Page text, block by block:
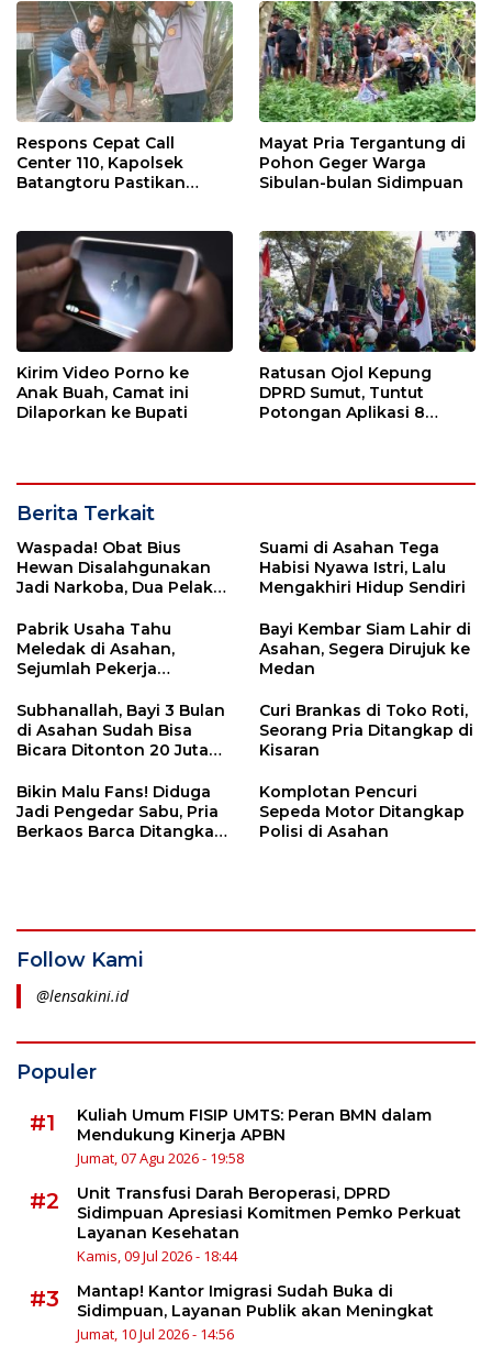
Respons Cepat Call
Center 110, Kapolsek
Batangtoru Pastikan
Mayat Pria Tergantung di
Pohon Geger Warga
Sibulan-bulan Sidimpuan
Kirim Video Porno ke
Anak Buah, Camat ini
Dilaporkan ke Bupati
Ratusan Ojol Kepung
DPRD Sumut, Tuntut
Potongan Aplikasi 8
Berita Terkait
Waspada! Obat Bius
Hewan Disalahgunakan
Jadi Narkoba, Dua Pelaku
Suami di Asahan Tega
Habisi Nyawa Istri, Lalu
Mengakhiri Hidup Sendiri
Pabrik Usaha Tahu
Meledak di Asahan,
Sejumlah Pekerja
Bayi Kembar Siam Lahir di
Asahan, Segera Dirujuk ke
Medan
Subhanallah, Bayi 3 Bulan
di Asahan Sudah Bisa
Bicara Ditonton 20 Juta
Curi Brankas di Toko Roti,
Seorang Pria Ditangkap di
Kisaran
Bikin Malu Fans! Diduga
Jadi Pengedar Sabu, Pria
Berkaos Barca Ditangkap
Komplotan Pencuri
Sepeda Motor Ditangkap
Polisi di Asahan
Follow Kami
@lensakini.id
Populer
#1
Kuliah Umum FISIP UMTS: Peran BMN dalam
Mendukung Kinerja APBN
Jumat, 07 Agu 2026 - 19:58
#2
Unit Transfusi Darah Beroperasi, DPRD
Sidimpuan Apresiasi Komitmen Pemko Perkuat
Layanan Kesehatan
Kamis, 09 Jul 2026 - 18:44
#3
Mantap! Kantor Imigrasi Sudah Buka di
Sidimpuan, Layanan Publik akan Meningkat
Jumat, 10 Jul 2026 - 14:56